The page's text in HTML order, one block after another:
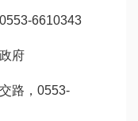
6610343
府
路，0553-